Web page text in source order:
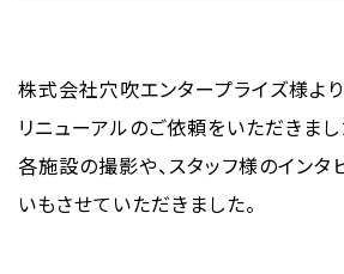
株式会社穴吹エンタープライズ様よ
リニューアルのご依頼をいただきまし
各施設の撮影や、スタッフ様のイン
いもさせていただきました。